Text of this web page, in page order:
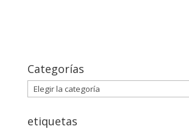
Categorías
Categorías
etiquetas